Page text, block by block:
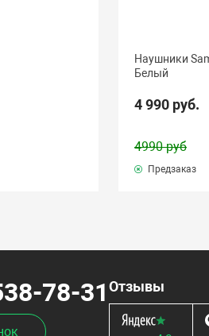
Наушники
Белый
4 990 руб.
4990 руб
Предзаказ
78-31Отзывы